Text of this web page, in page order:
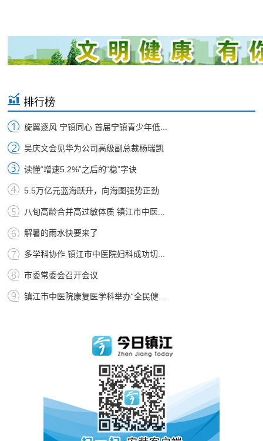
排行榜
旋翼逐风 宁镇同心 首届宁镇青少年低...
吴庆文会见华为公司高级副总裁杨瑞凯
读懂“增速5.2%”之后的“稳”字诀
5.5万亿元蓝海跃升，向海图强势正劲
八旬高龄合并高过敏体质 镇江市中医...
解暑的雨水快要来了
多学科协作 镇江市中医院妇科成功切...
市委常委会召开会议
镇江市中医院康复医学科举办“全民健...